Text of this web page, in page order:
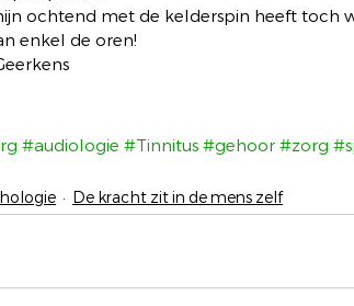
ochtend met de kelderspin heeft toch
enkel de oren!
#audiologie #Tinnitus #gehoor #zorg
De kracht zit in de mens zelf